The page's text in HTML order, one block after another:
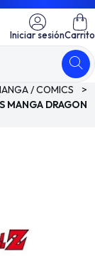
Iniciar sesiónCarrito
/ COMICS
>
MANGA DRAGON